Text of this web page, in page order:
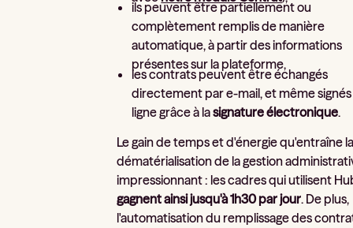
ils peuvent être partiellement ou
complètement remplis de manière
automatique, à partir des informations
présentes sur la plateforme,
les contrats peuvent être échangés
directement par e-mail, et même
ligne grâce à lasignature électronique.
Le gain de temps et d'énergie qu'entraîne
dématérialisation de la gestion
impressionnant : les cadres qui utilisent
gagnent ainsi jusqu'à 1h30 par jour. De plus,
l'automatisation du remplissage des